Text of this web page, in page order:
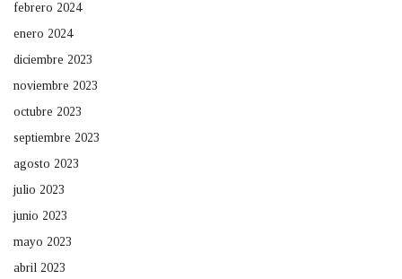
febrero 2024
enero 2024
diciembre 2023
noviembre 2023
octubre 2023
septiembre 2023
agosto 2023
julio 2023
junio 2023
mayo 2023
abril 2023